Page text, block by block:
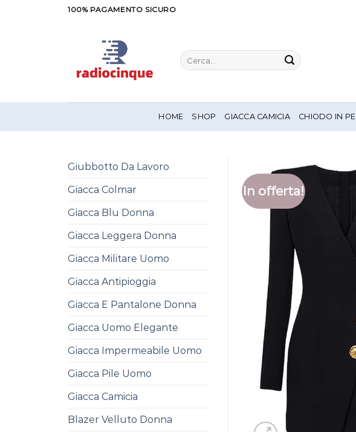
100% PAGAMENTO SICURO
Cerca:
HOME SHOP GIACCA CAMICIA CHIODO IN
Giubbotto Da Lavoro
Giacca Colmar
Giacca Blu Donna
Giacca Leggera Donna
Giacca Militare Uomo
Giacca Antipioggia
Giacca E Pantalone Donna
Giacca Uomo Elegante
Giacca Impermeabile Uomo
Giacca Pile Uomo
Giacca Camicia
Blazer Velluto Donna
In offerta!